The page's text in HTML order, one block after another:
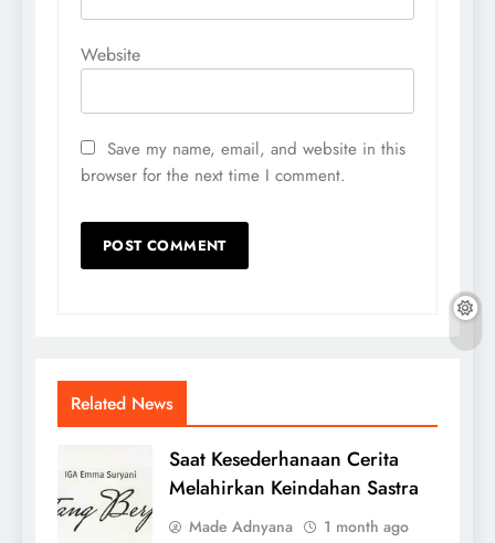
Website
Save my name, email, and website in this
browser for the next time I comment.
Related News
Saat Kesederhanaan Cerita
Melahirkan Keindahan Sastra
Made Adnyana 1 month ago